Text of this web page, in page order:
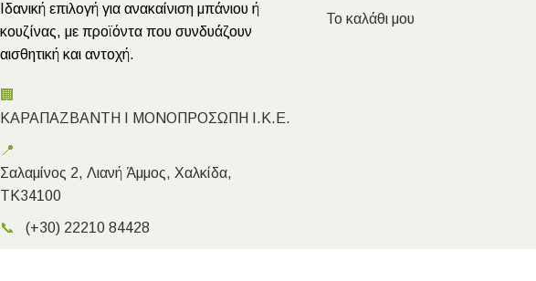
Ιδανική επιλογή για ανακαίνιση μπάνιου ή
κουζίνας, με προϊόντα που συνδυάζουν
αισθητική και αντοχή.
🏢
ΚΑΡΑΠΑΖΒΑΝΤΗ Ι ΜΟΝΟΠΡΟΣΩΠΗ Ι.Κ.Ε.
📍
Σαλαμίνος 2, Λιανή Άμμος, Χαλκίδα,
ΤΚ34100
📞 (+30) 22210 84428
Το καλάθι μου